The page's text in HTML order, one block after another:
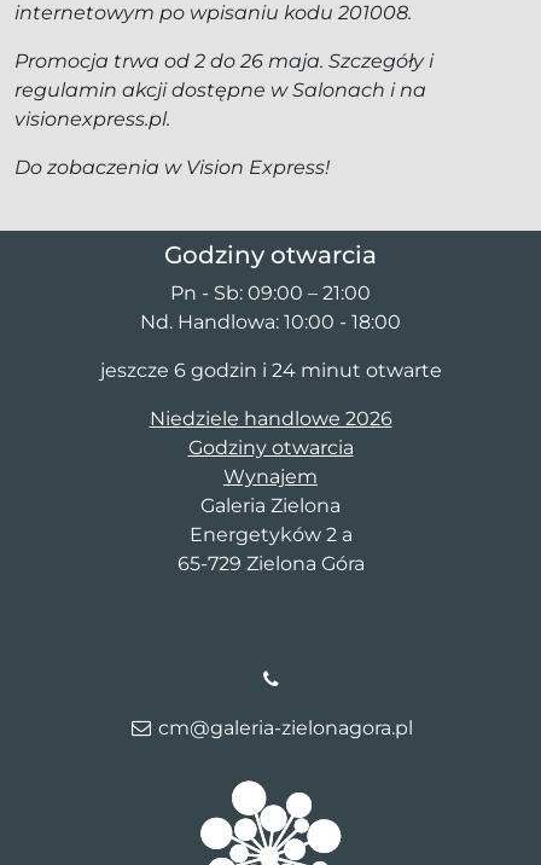
internetowym po wpisaniu kodu 201008.
Promocja trwa od 2 do 26 maja. Szczegóły i
regulamin akcji dostępne w Salonach i na
visionexpress.pl.
Do zobaczenia w Vision Express!
Godziny otwarcia
Pn - Sb: 09:00 – 21:00
Nd. Handlowa: 10:00 - 18:00
jeszcze 6 godzin i 24 minut otwarte
Niedziele handlowe 2026
Godziny otwarcia
Wynajem
Galeria Zielona
Energetyków 2 a
65-729 Zielona Góra
cm@galeria-zielonagora.pl